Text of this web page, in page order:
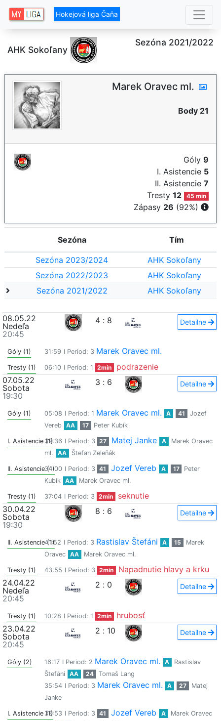
Hokejová liga Čaňa
AHK Sokoľany
Sezóna 2021/2022
Marek Oravec ml.
Body 21
Góly 9
I. Asistencie 5
II. Asistencie 7
Tresty12 45 min
Zápasy 26 (92%)
Sezóna Tím
Sezóna 2023/2024
AHK Sokoľany
Sezóna 2022/2023
AHK Sokoľany
Sezóna 2021/2022
AHK Sokoľany
08.05.22
Nedeľa
20:45
4 : 8 Detailne
Góly (1) 31:59 I Period: 3 Marek Oravec ml.
Tresty (1) 06:10 I Period: 1 2min
podrazenie
07.05.22
Sobota
19:30
3 : 6 Detailne
Góly (1) 05:08 I Period: 1 Marek Oravec ml. A 41
Jozef
Vereb
AA 17 Peter Kubík
I. Asistencie (1)39:36 I Period: 3 27 Matej Janke A
Marek Oravec
ml.
AA Štefan Zeleňák
II. Asistencie (1)
34:00 I Period: 3 41 Jozef Vereb A 17
Peter
Kubík
AA Marek Oravec ml.
Tresty (1) 37:04 I Period: 3 2min
seknutie
30.04.22
Sobota
19:30
8 : 6 Detailne
II. Asistencie (1)
41:52 I Period: 3 Rastislav Štefáni A 15
Marek
Oravec
AA Marek Oravec ml.
Tresty (1) 43:55 I Period: 3 2min
Napadnutie hlavy a krku
24.04.22
Nedeľa
20:45
2 : 0 Detailne
Tresty (1) 10:28 I Period: 1 2min
hrubosť
23.04.22
Sobota
20:45
2 : 10 Detailne
Góly (2) 16:17 I Period: 2 Marek Oravec ml. A
Rastislav
Štefáni
AA 24
Tomaš Lang
35:54 I Period: 3 Marek Oravec ml. A 27
Matej
Janke
I. Asistencie (1)33:53 I Period: 3 41 Jozef Vereb A
Marek Oravec